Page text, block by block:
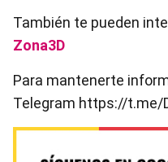
También te pueden
Zona3D
Para mantenerte
Telegram https://t.me/